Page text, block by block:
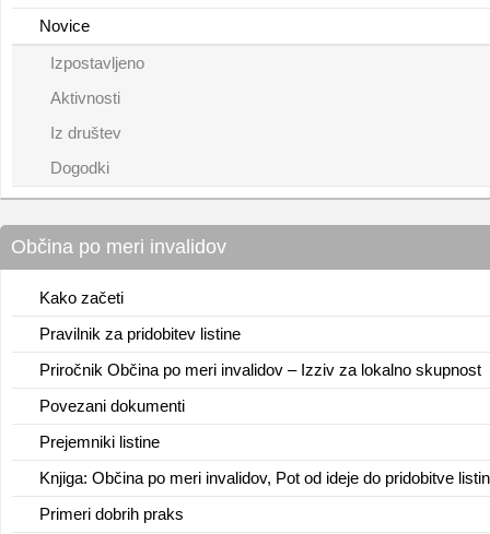
Novice
Izpostavljeno
Aktivnosti
Iz društev
Dogodki
Občina po meri invalidov
Kako začeti
Pravilnik za pridobitev listine
Priročnik Občina po meri invalidov – Izziv za lokalno skupnost
Povezani dokumenti
Prejemniki listine
Knjiga: Občina po meri invalidov, Pot od ideje do pridobitve
Primeri dobrih praks